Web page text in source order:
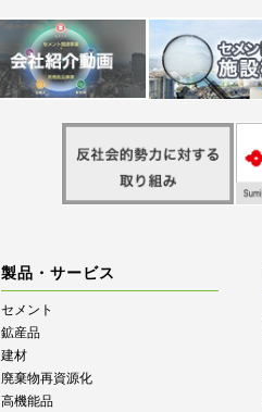
製品・サービス
セメント
鉱産品
建材
廃棄物再資源化
高機能品